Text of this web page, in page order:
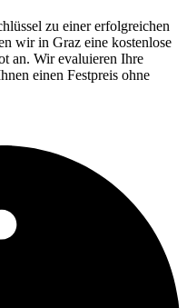
zu einer erfolgreichen
wir in Graz eine kostenlose
an. Wir evaluieren Ihre
einen Festpreis ohne